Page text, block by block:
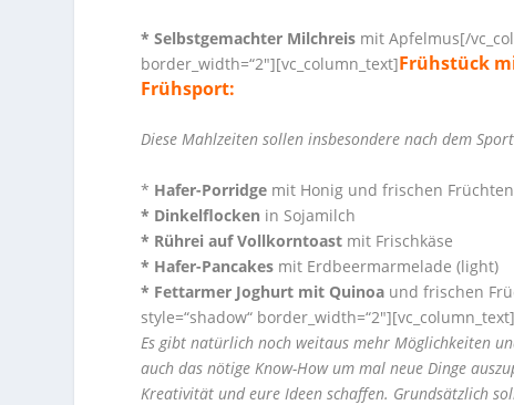
* Selbstgemachter Milchreis mit Apfelmus[/
border_width=“2″][vc_column_text]Frühstück
Frühsport:
Diese Mahlzeiten sollen insbesondere nach dem
* Hafer-Porridge mit Honig und frischen Früchten
* Dinkelflocken in Sojamilch
* Rührei auf Vollkorntoast mit Frischkäse
* Hafer-Pancakes mit Erdbeermarmelade (light)
* Fettarmer Joghurt mit Quinoa und frischen
style=“shadow“ border_width=“2″][vc_column_text]
Es gibt natürlich noch weitaus mehr Möglichkeiten
auch das nötige Know-How um mal neue Dinge
Kreativität und eure Ideen schaffen. Grundsätzlich